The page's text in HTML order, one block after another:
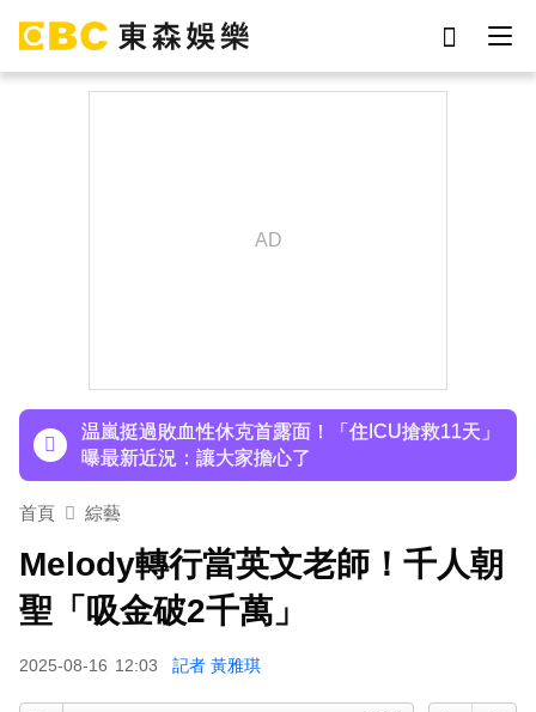
父親節憶亡父淚崩
温嵐挺過敗血性休克首露面！「住ICU搶救11天」
曝最新近況：讓大家擔心了
下載東森App，隨時掌握天下大小事！
許富凱暴瘦7公斤登台！「臉明顯凹陷」嚇壞媽媽
父親節憶亡父淚崩
首頁 綜藝
Melody轉行當英文老師！千人朝
聖「吸金破2千萬」
2025-08-16 12:03 記者 黃雅琪